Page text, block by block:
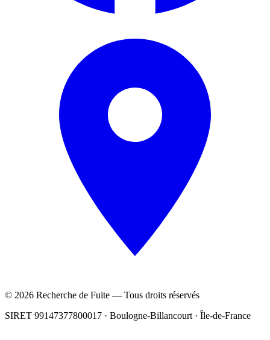
© 2026 Recherche de Fuite — Tous droits réservés
SIRET 99147377800017 · Boulogne-Billancourt · Île-de-France